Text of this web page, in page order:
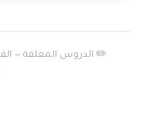
✏️ الدروس المعلقة —